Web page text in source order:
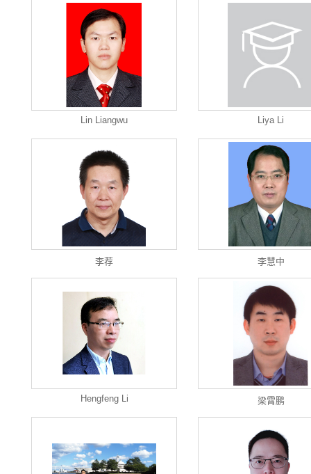
Lin Liangwu Liya Li
李荐 李慧中
Hengfeng Li 梁霄鹏